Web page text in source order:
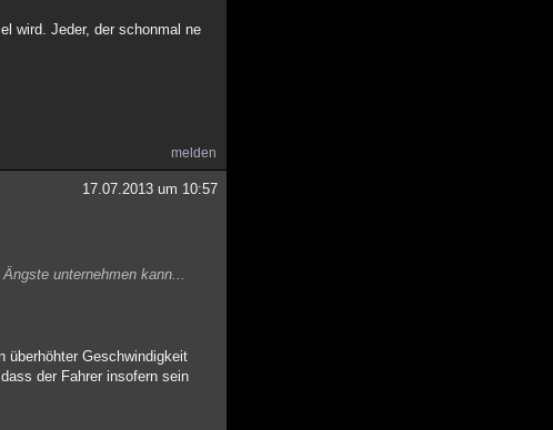
wird. Jeder, der schonmal ne
melden
17.07.2013 um 10:57
unternehmen kann...
überhöhter Geschwindigkeit
der Fahrer insofern sein